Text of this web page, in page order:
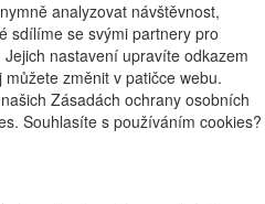
analyzovat návštěvnost,
sdílíme se svými partnery pro
nastavení upravíte odkazem
změnit v patičce webu.
Zásadách ochrany osobních
Souhlasíte s používáním cookies?